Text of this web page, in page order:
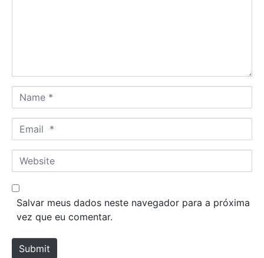
a
m
*
m
a
*
W
e
b
e
Salvar meus dados neste navegador para a próxima
vez que eu comentar.
Submit